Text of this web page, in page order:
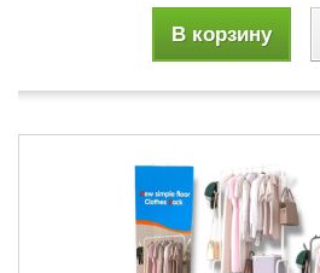
В корзину